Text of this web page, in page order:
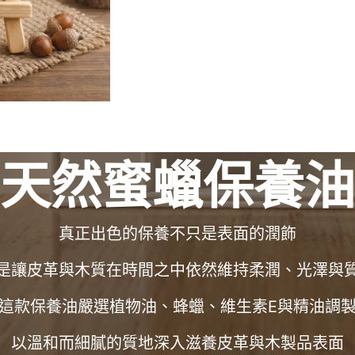
天然蜜蠟保養油
真正出色的保養不只是表面的潤飾
讓皮革與木質在時間之中依然維持柔潤、光澤與
款保養油嚴選植物油、蜂蠟、維生素E與精油調
以溫和而細膩的質地深入滋養皮革與木製品表面